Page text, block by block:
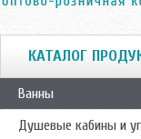
КАТАЛОГ
Ванны
Душевые кабины и